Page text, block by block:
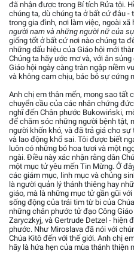
đã nhận được trong Bí tích Rửa tội.
chúng ta, dù chúng ta ở bất cứ đâu -
trong gia đình, nơi làm việc, ngoài
người nam và những người nữ của
giống tốt ở bất cứ nơi nào chúng ta
những dấu hiệu của Giáo hội mới
Chúng ta hãy ước mơ và, với ân
Giáo hội ngày càng tràn ngập niềm
và không cam chịu, bác bỏ sự cứng
Anh chị em thân mến, mong sao tất
chuyển cầu của các nhân chứng
nghĩ đến Chân phước Bukowiński,
để chăm sóc những người bệnh tật,
người khốn khó, và đã trả giá cho
và lao động khổ sai. Tôi được biết
luôn có những bó hoa tươi và một
ngài. Điều này xác nhận rằng dân
một mục tử yêu mến Tin Mừng. Ở
các giám mục, linh mục và chủng
là người quản lý thánh thiêng hay
giáo, mà là những mục tử gần gũi
sống động của trái tim từ bi của
những chân phước tử đạo Công
Zaryczkyj, và Gertrude Detzel - hiện
phước. Như Miroslava đã nói với
Chúa Kitô đến với thế giới. Anh chị
hãy là hứa hẹn của mùa thánh thiện